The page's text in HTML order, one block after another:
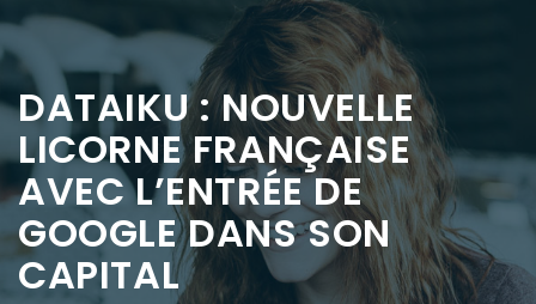
DATAIKU : NOUVELLE
LICORNE FRANÇAISE
AVEC L’ENTRÉE DE
GOOGLE DANS SON
CAPITAL